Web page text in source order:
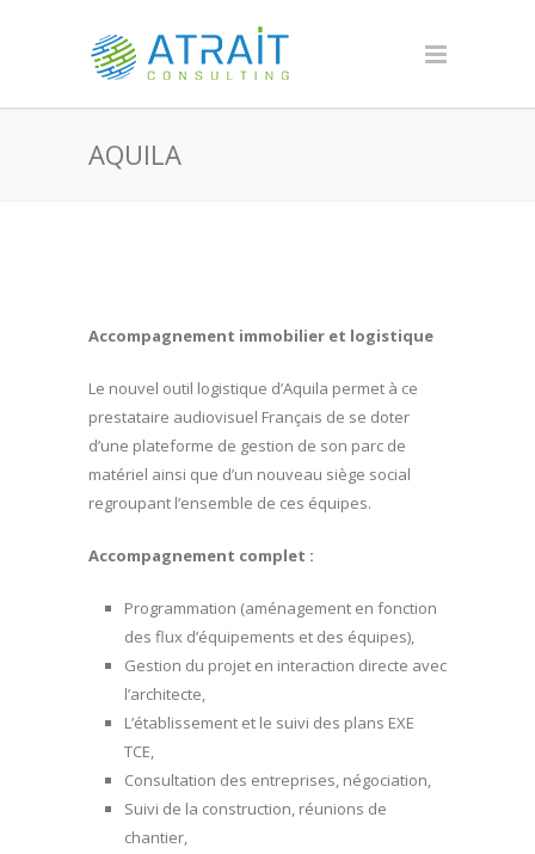
AQUILA
Accompagnement immobilier et logistique
Le nouvel outil logistique d’Aquila permet à ce
prestataire audiovisuel Français de se doter
d’une plateforme de gestion de son parc de
matériel ainsi que d’un nouveau siège social
regroupant l’ensemble de ces équipes.
Accompagnement complet :
Programmation (aménagement en fonction
des flux d’équipements et des équipes),
Gestion du projet en interaction directe avec
l’architecte,
L’établissement et le suivi des plans EXE
TCE,
Consultation des entreprises, négociation,
Suivi de la construction, réunions de
chantier,